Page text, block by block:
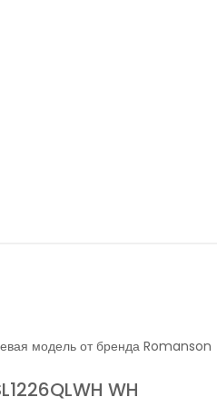
модель от бренда Romanson
WH